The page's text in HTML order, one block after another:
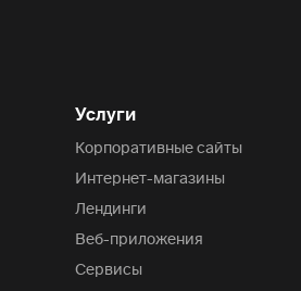
Услуги
Корпоративные сайты
Интернет-магазины
Лендинги
Веб-приложения
Сервисы